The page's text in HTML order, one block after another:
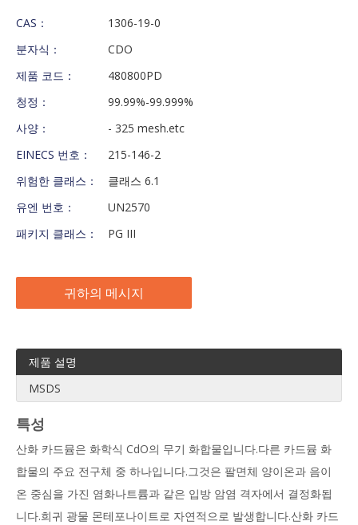
CAS：
1306-19-0
분자식：
CDO
제품 코드：
480800PD
청정：
99.99%-99.999%
사양：
- 325 mesh.etc
EINECS 번호：
215-146-2
위험한 클래스：
클래스 6.1
유엔 번호：
UN2570
패키지 클래스：
PG III
귀하의 메시지
제품 설명
MSDS
특성
산화 카드뮴은 화학식 CdO의 무기 화합물입니다.다른 카드뮴 화
합물의 주요 전구체 중 하나입니다.그것은 팔면체 양이온과 음이
온 중심을 가진 염화나트륨과 같은 입방 암염 격자에서 결정화됩
니다.희귀 광물 몬테포나이트로 자연적으로 발생합니다.산화 카드